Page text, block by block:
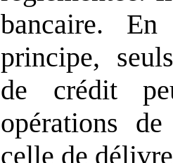
bancaire.
principe,
de crédit
opérations
celle de